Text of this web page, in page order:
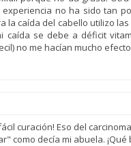
no ha sido tan
la caída del cabello utilizo
caída se debe a déficit
no me hacían mucho
curación! Eso del
como decía mi abuela.